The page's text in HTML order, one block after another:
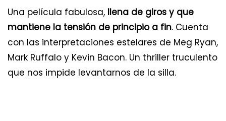
Una película fabulosa, llena de giros y que
mantiene la tensión de principio a fin. Cuenta
con las interpretaciones estelares de Meg Ryan,
Mark Ruffalo y Kevin Bacon. Un thriller truculento
que nos impide levantarnos de la silla.